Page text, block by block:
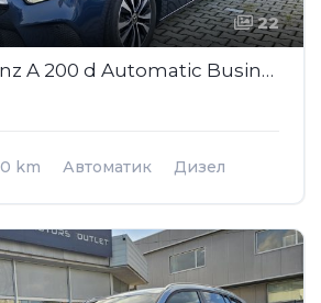
22
Mercedes-Benz A 200 d Automatic Business ( SAJ044 )
km Автоматик Дизел